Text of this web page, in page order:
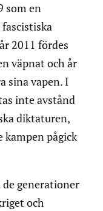
som en
2011 fördes
väpnat och år
sina vapen. I
inte avstånd
diktaturen,
kampen pågick
generationer
och